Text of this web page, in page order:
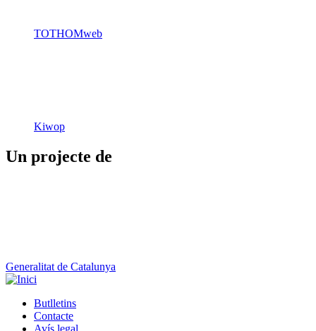
TOTHOMweb
Kiwop
Un projecte de
Generalitat de Catalunya
Peu
Butlletins
Contacte